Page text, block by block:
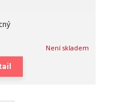
Není skladem